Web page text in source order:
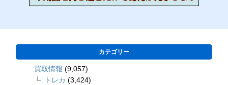
カテゴリー
買取情報 (9,057)
トレカ (3,424)